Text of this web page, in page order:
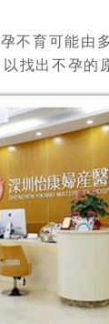
不育可能由
找出不孕的